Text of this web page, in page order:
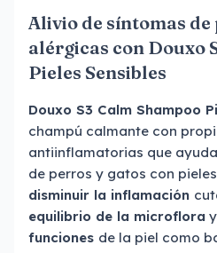
Alivio de síntomas de
alérgicas con Douxo
Pieles Sensibles
Douxo S3 Calm Shampoo
champú calmante con
antiinflamatorias que
de perros y gatos con
disminuir la inflamación
equilibrio de la microflora y
funciones de la piel como